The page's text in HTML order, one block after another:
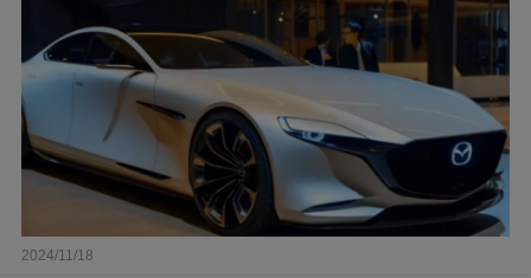
2024/11/18